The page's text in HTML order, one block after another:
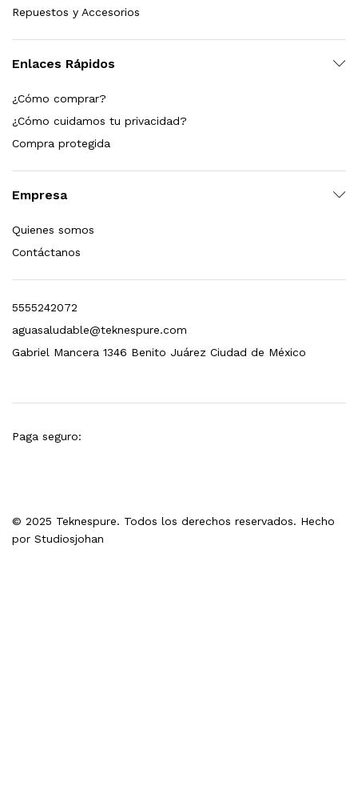
Repuestos y Accesorios
Enlaces Rápidos
¿Cómo comprar?
¿Cómo cuidamos tu privacidad?
Compra protegida
Empresa
Quienes somos
Contáctanos
5555242072
aguasaludable@teknespure.com
Gabriel Mancera 1346 Benito Juárez Ciudad de México
© 2025 Teknespure. Todos los derechos reservados. Hecho
por Studiosjohan
Paga seguro: